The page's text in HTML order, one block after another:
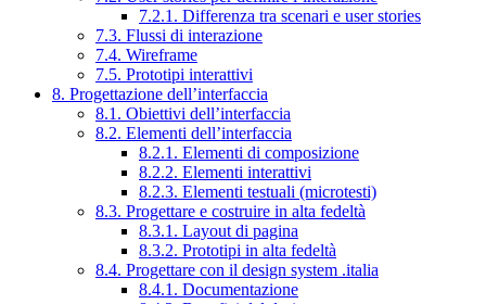
7.2.1. Differenza tra scenari e user stories
7.3. Flussi di interazione
7.4. Wireframe
7.5. Prototipi interattivi
8. Progettazione dell’interfaccia
8.1. Obiettivi dell’interfaccia
8.2. Elementi dell’interfaccia
8.2.1. Elementi di composizione
8.2.2. Elementi interattivi
8.2.3. Elementi testuali (microtesti)
8.3. Progettare e costruire in alta fedeltà
8.3.1. Layout di pagina
8.3.2. Prototipi in alta fedeltà
8.4. Progettare con il design system .italia
8.4.1. Documentazione